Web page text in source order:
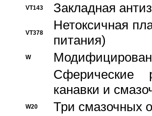
VT143 Закладная
VT378
Нетоксичная
питания)
W
Сферические
канавки и
W20 Три смазочных